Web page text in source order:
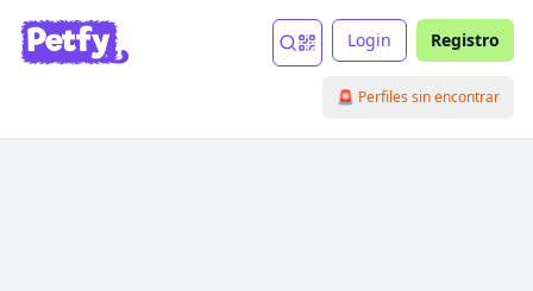
Login Registro
🚨 Perfiles sin encontrar